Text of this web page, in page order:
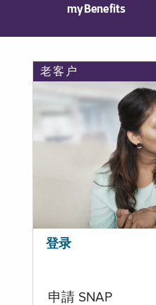
myBenefits
老客户
登录
申請 SNAP